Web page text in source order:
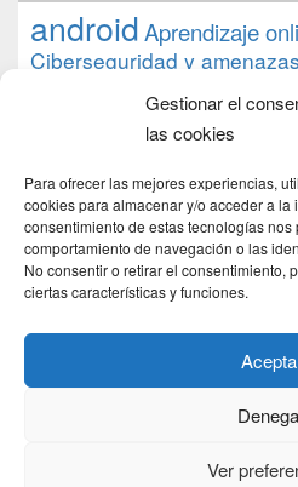
Gestionar el
las cookies
Para ofrecer las mejores experiencias,
cookies para almacenar y/o acceder a
consentimiento de estas tecnologías
comportamiento de navegación o las
No consentir o retirar el consentimiento,
ciertas características y funciones.
Ver
androidAprendizaje
Ciberseguridad y
datos debian
Formación Google
proyecto PS4 python
raspbian review Servidor Web
tecnológica
transmissiontutorial ubuntu
Theme: Catch Box by